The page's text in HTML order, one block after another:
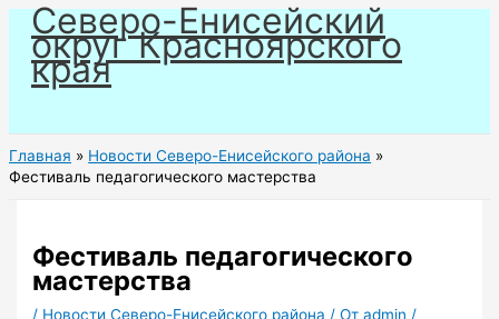
Перейти
содержимому
Северо-Енисейский
округ Красноярского
края
Главная
Новости Северо-Енисейского района
Фестиваль педагогического мастерства
Фестиваль педагогического
мастерства
/ Новости Северо-Енисейского района / Отadmin /